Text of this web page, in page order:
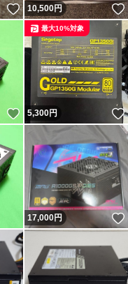
いいね！
10,500円
いいね！
5,300円
最大10%対象
17,000円